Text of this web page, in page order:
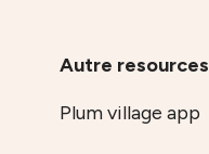
Autre resources
Plum village app